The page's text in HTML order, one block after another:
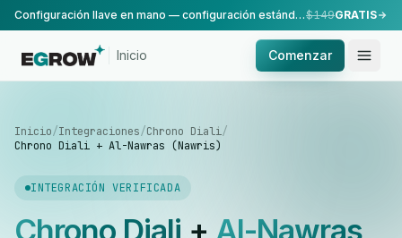
Configuración llave en mano — configuración estándar, realizada por nuestro equipo.$149GRATIS
Inicio Comenzar
Inicio/Integraciones/Chrono Diali/
Chrono Diali + Al-Nawras (Nawris)
INTEGRACIÓN VERIFICADA
Chrono Diali + Al-Nawras